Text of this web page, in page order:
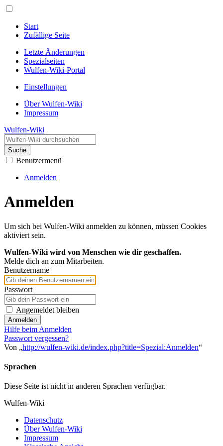
Start
Zufällige Seite
Letzte Änderungen
Spezialseiten
Wulfen-Wiki-Portal
Einstellungen
Über Wulfen-Wiki
Impressum
Wulfen-Wiki
Suche
Benutzermenü
Anmelden
Anmelden
Um sich bei Wulfen-Wiki anmelden zu können, müssen Cookies
aktiviert sein.
Wulfen-Wiki wird von Menschen wie dir geschaffen.
Melde dich an zum Mitarbeiten.
Benutzername
Passwort
Angemeldet bleiben
Anmelden
Hilfe beim Anmelden
Passwort vergessen?
Von „http://wulfen-wiki.de/index.php?title=Spezial:Anmelden“
Sprachen
Diese Seite ist nicht in anderen Sprachen verfügbar.
Wulfen-Wiki
Datenschutz
Über Wulfen-Wiki
Impressum